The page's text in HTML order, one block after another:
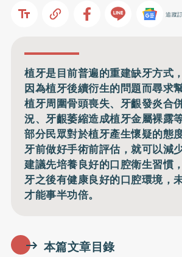
追蹤
植牙是目前普遍的重建缺牙方式
因為植牙後續衍生的問題而尋求
植牙周圍骨頭喪失、牙齦發炎合
況、牙齦萎縮造成植牙金屬裸露
部分民眾對於植牙產生懷疑的態
牙前做好手術前評估，就可以減
建議先培養良好的口腔衛生習慣
牙之後有健康良好的口腔環境，
才能事半功倍。
本篇文章目錄